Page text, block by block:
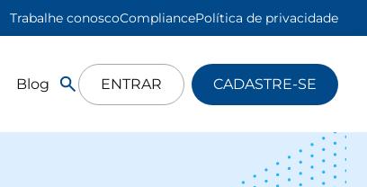
Trabalhe conoscoCompliancePolítica de privacidade
Blog ENTRAR CADASTRE-SE